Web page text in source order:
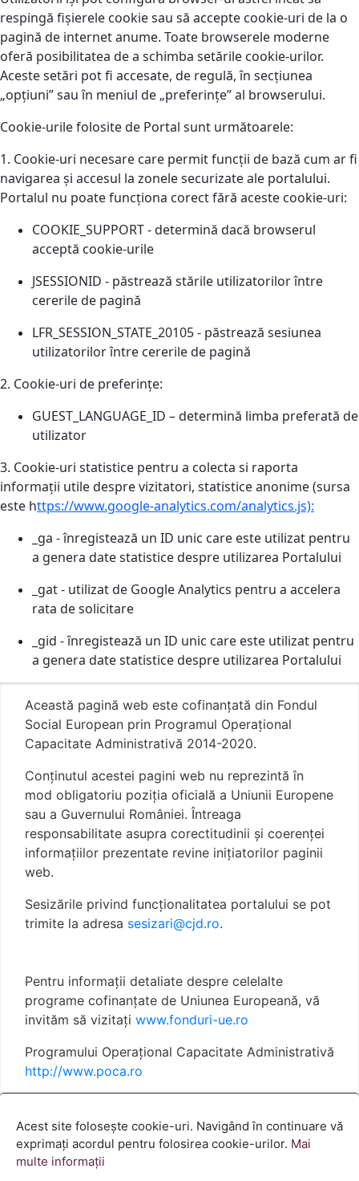
respingă fișierele cookie sau să accepte cookie-uri de la o
pagină de internet anume. Toate browserele moderne
oferă posibilitatea de a schimba setările cookie-urilor.
Aceste setări pot fi accesate, de regulă, în secțiunea
„opțiuni” sau în meniul de „preferințe” al browserului.
Cookie-urile folosite de Portal sunt următoarele:
1. Cookie-uri necesare care permit funcții de bază cum ar fi
navigarea și accesul la zonele securizate ale portalului.
Portalul nu poate funcționa corect fără aceste cookie-uri:
COOKIE_SUPPORT - determină dacă browserul
acceptă cookie-urile
JSESSIONID - păstrează stările utilizatorilor între
cererile de pagină
LFR_SESSION_STATE_20105 - păstrează sesiunea
utilizatorilor între cererile de pagină
2. Cookie-uri de preferințe:
GUEST_LANGUAGE_ID – determină limba preferată de
utilizator
3. Cookie-uri statistice pentru a colecta si raporta
informații utile despre vizitatori, statistice anonime (sursa
este https://www.google-analytics.com/analytics.js):
_ga - înregistează un ID unic care este utilizat pentru
a genera date statistice despre utilizarea Portalului
_gat - utilizat de Google Analytics pentru a accelera
rata de solicitare
_gid - înregistează un ID unic care este utilizat pentru
a genera date statistice despre utilizarea Portalului
Această pagină web este cofinanțată din Fondul
Social European prin Programul Operațional
Capacitate Administrativă 2014-2020.
Conţinutul acestei pagini web nu reprezintă în
mod obligatoriu poziţia oficială a Uniunii Europene
sau a Guvernului României. Întreaga
responsabilitate asupra corectitudinii și coerenței
informațiilor prezentate revine inițiatorilor paginii
web.
Sesizările privind funcționalitatea portalului se pot
trimite la adresa sesizari@cjd.ro.
Pentru informații detaliate despre celelalte
programe cofinanțate de Uniunea Europeană, vă
invităm să vizitați www.fonduri-ue.ro
Programului Operațional Capacitate Administrativă
http://www.poca.ro
Politica cookies
Acest site folosește cookie-uri. Navigând în continuare vă
exprimați acordul pentru folosirea cookie-urilor. Mai
multe informații